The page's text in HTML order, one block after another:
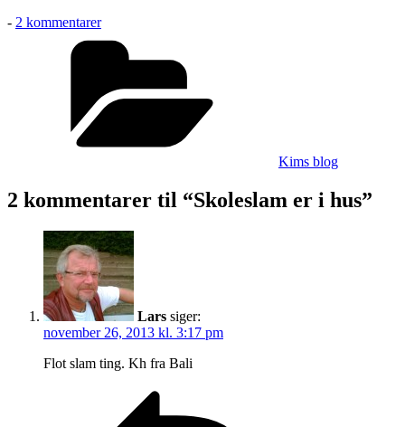
- 2 kommentarertil
Skoleslam
hus
Kims blog
2 kommentarer til “Skoleslam er i hus”
Lars siger:
november 26, 2013 kl. 3:17 pm
Flot slam ting. Kh fra Bali